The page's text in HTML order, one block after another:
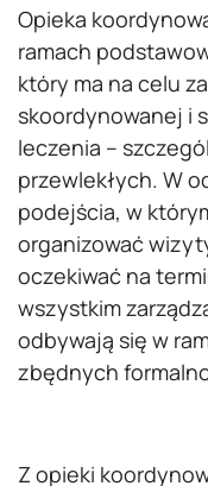
Opieka
ramach
który ma na celu
skoordynowanej i
leczenia –
przewlekłych. W
podejścia, w
organizować
oczekiwać na
wszystkim
odbywają się w
zbędnych
Z opieki